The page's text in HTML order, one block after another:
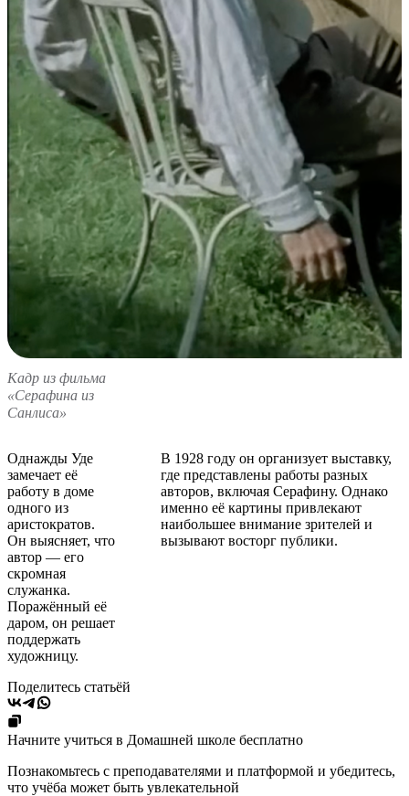
Кадр из фильма
«Серафина из
Санлиса»
Однажды Уде
замечает её
работу в доме
одного из
аристократов.
Он выясняет, что
автор — его
скромная
служанка.
Поражённый её
даром, он решает
поддержать
художницу.
В 1928 году он организует выставку,
где представлены работы разных
авторов, включая Серафину. Однако
именно её картины привлекают
наибольшее внимание зрителей и
вызывают восторг публики.
Поделитесь статьёй
Начните учиться в Домашней школе бесплатно
Познакомьтесь с преподавателями и платформой и убедитесь,
что учёба может быть увлекательной